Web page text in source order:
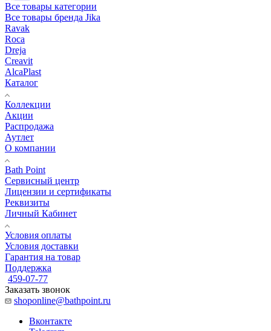
Все товары категории
Все товары бренда Jika
Ravak
Roca
Dreja
Creavit
AlcaPlast
Каталог
Коллекции
Акции
Распродажа
Аутлет
О компании
Bath Point
Сервисный центр
Лицензии и сертификаты
Реквизиты
Личный Кабинет
Условия оплаты
Условия доставки
Гарантия на товар
Поддержка
459-07-77
Заказать звонок
shoponline@bathpoint.ru
Вконтакте